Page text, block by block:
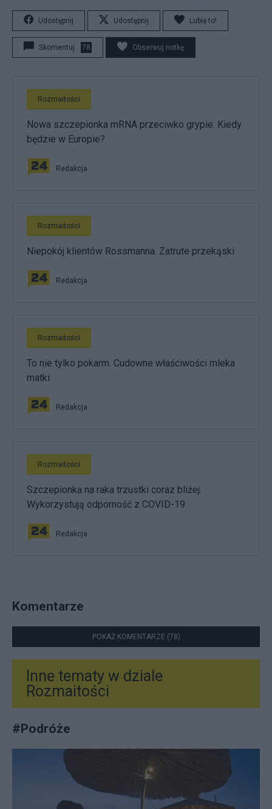
Udostępnij Udostępnij Lubię to!
Skomentuj 78 Obserwuj notkę
Rozmaitości
Nowa szczepionka mRNA przeciwko grypie. Kiedy
będzie w Europie?
Redakcja
Rozmaitości
Niepokój klientów Rossmanna. Zatrute przekąski
Redakcja
Rozmaitości
To nie tylko pokarm. Cudowne właściwości mleka
matki
Redakcja
Rozmaitości
Szczepionka na raka trzustki coraz bliżej.
Wykorzystują odporność z COVID-19
Redakcja
Komentarze
POKAŻ KOMENTARZE (78)
Inne tematy w dziale
Rozmaitości
#Podróże